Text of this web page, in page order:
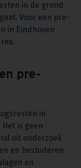
in de grond
Voor een pre-
in Eindhoven
pre-
in
is geen
uit onderzoek
en bestuderen
en